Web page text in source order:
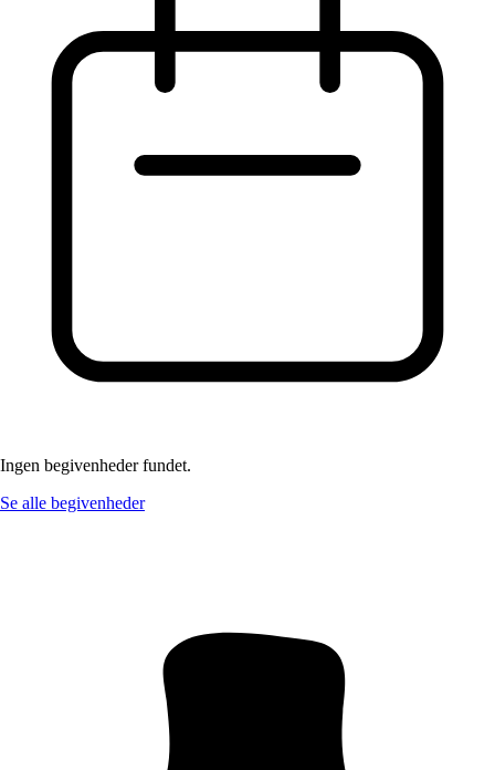
Ingen begivenheder fundet.
Se alle begivenheder